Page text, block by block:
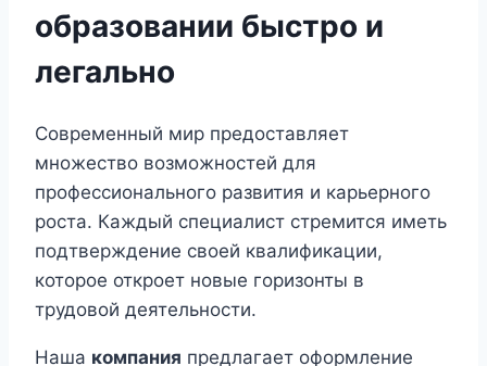
образовании быстро и
легально
Современный мир предоставляет
множество возможностей для
профессионального развития и карьерного
роста. Каждый специалист стремится иметь
подтверждение своей квалификации,
которое откроет новые горизонты в
трудовой деятельности.
Наша компания предлагает оформление